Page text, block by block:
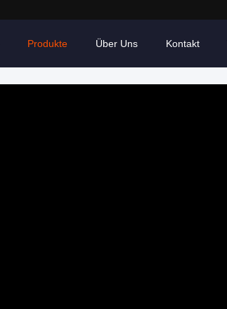
Produkte Über Uns Kontakt